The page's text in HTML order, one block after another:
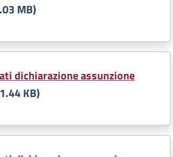
MB)
dichiarazione assunzione
KB)